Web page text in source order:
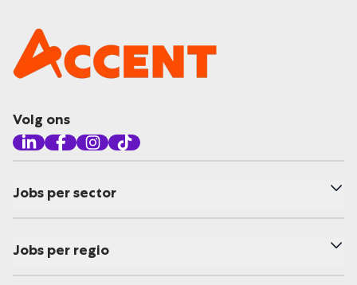
Volg ons
Jobs per sector
Jobs per regio